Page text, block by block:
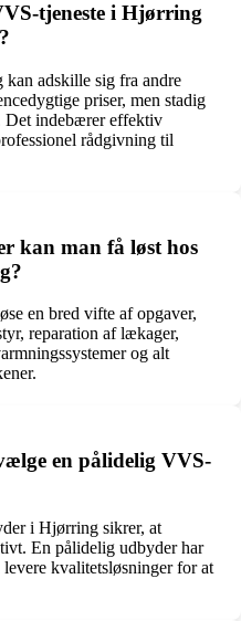
tjeneste i Hjørring
adskille sig fra andre
priser, men stadig
Det indebærer effektiv
rådgivning til
kan man få løst hos
en bred vifte af opgaver,
reparation af lækager,
og alt
en pålidelig VVS-
i Hjørring sikrer, at
En pålidelig udbyder har
kvalitetsløsninger for at